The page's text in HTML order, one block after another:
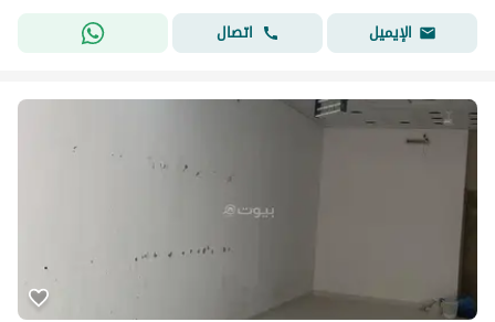
الإيميل
اتصال